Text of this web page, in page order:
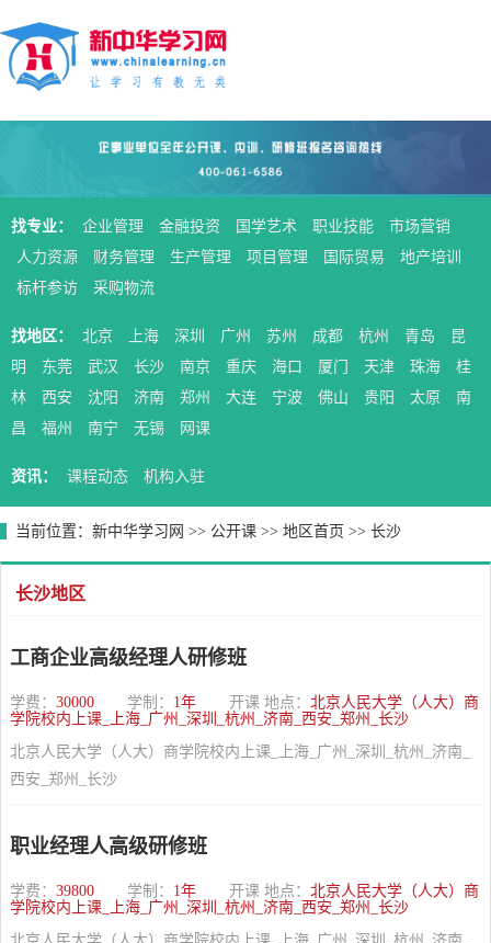
找专业： 企业管理 金融投资 国学艺术 职业技能
市场营销
人力资源
财务管理 生产管理 项目管理 国际贸易
地产培训
标杆参访
采购物流
找地区： 北京 上海 深圳 广州 苏州 成都 杭州 青岛
昆
明
东莞 武汉 长沙 南京 重庆 海口 厦门 天津 珠海
桂
林
西安 沈阳 济南 郑州 大连 宁波 佛山 贵阳 太原
南
昌
福州 南宁 无锡 网课
资讯： 课程动态 机构入驻
当前位置： 新中华学习网 >> 公开课 >> 地区首页 >> 长沙
长沙地区
工商企业高级经理人研修班
学费： 30000 学制： 1年 开课 地点： 北京人民大学（人大）商
学院校内上课_上海_广州_深圳_杭州_济南_西安_郑州_长沙
北京人民大学（人大）商学院校内上课_上海_广州_深圳_杭州_济南_
西安_郑州_长沙
职业经理人高级研修班
学费： 39800 学制： 1年 开课 地点： 北京人民大学（人大）商
学院校内上课_上海_广州_深圳_杭州_济南_西安_郑州_长沙